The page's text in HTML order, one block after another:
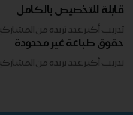
قابلة للتخصيص بالكامل
تدريب أكبر عدد تريده من
حقوق طباعة غير محدودة
تدريب أكبر عدد تريده من